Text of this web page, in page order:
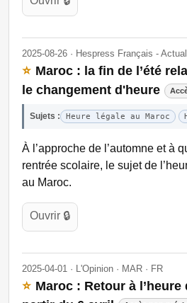
2025-08-26 · Hespress Français -
⭐ Maroc : la fin de l’été
le changement d'heure
Sujets : Heure légale au Maroc
À l’approche de l’automne et à
rentrée scolaire, le sujet de
au Maroc.
Ouvrir 🔒
2025-04-01 · L'Opinion · MAR · FR
⭐ Maroc : Retour à l’heure